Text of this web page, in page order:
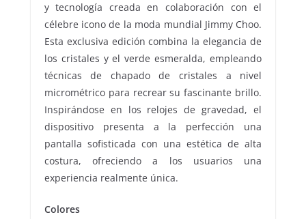
y tecnología creada en colaboración con el
célebre icono de la moda mundial Jimmy Choo.
Esta exclusiva edición combina la elegancia de
los cristales y el verde esmeralda, empleando
técnicas de chapado de cristales a nivel
micrométrico para recrear su fascinante brillo.
Inspirándose en los relojes de gravedad, el
dispositivo presenta a la perfección una
pantalla sofisticada con una estética de alta
costura, ofreciendo a los usuarios una
experiencia realmente única.
Colores